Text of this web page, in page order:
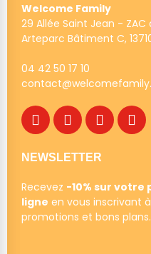
Welcome Family
29 Allée Saint Jean - ZAC
Arteparc Bâtiment C,
04 42 50 17 10
NEWSLETTER
Recevez -10% sur votre
ligne en vous inscrivant
promotions et bons plans.